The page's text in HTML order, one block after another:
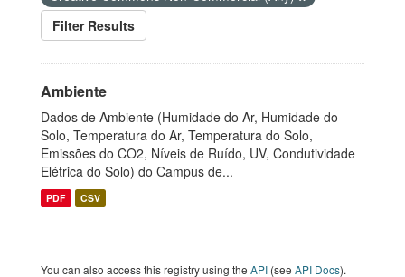
Filter Results
Ambiente
Dados de Ambiente (Humidade do Ar, Humidade do
Solo, Temperatura do Ar, Temperatura do Solo,
Emissões do CO2, Níveis de Ruído, UV, Condutividade
Elétrica do Solo) do Campus de...
PDF CSV
You can also access this registry using the API (see API Docs).